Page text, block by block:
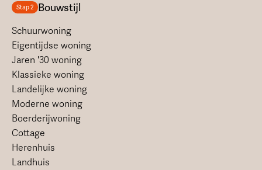
Stap 2 Bouwstijl
Schuurwoning
Eigentijdse woning
Jaren '30 woning
Klassieke woning
Landelijke woning
Moderne woning
Boerderijwoning
Cottage
Herenhuis
Landhuis